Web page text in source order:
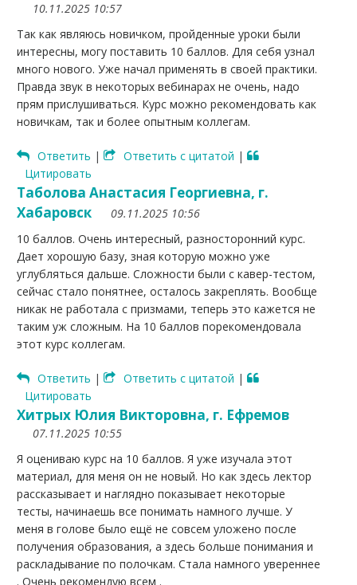
10.11.2025 10:57
Так как являюсь новичком, пройденные уроки были
интересны, могу поставить 10 баллов. Для себя узнал
много нового. Уже начал применять в своей практики.
Правда звук в некоторых вебинарах не очень, надо
прям прислушиваться. Курс можно рекомендовать как
новичкам, так и более опытным коллегам.
Ответить | Ответить с цитатой |
Цитировать
Таболова Анастасия Георгиевна, г.
Хабаровск
09.11.2025 10:56
10 баллов. Очень интересный, разносторонний курс.
Дает хорошую базу, зная которую можно уже
углубляться дальше. Сложности были с кавер-тестом,
сейчас стало понятнее, осталось закреплять. Вообще
никак не работала с призмами, теперь это кажется не
таким уж сложным. На 10 баллов порекомендовала
этот курс коллегам.
Ответить | Ответить с цитатой |
Цитировать
Хитрых Юлия Викторовна, г. Ефремов
07.11.2025 10:55
Я оцениваю курс на 10 баллов. Я уже изучала этот
материал, для меня он не новый. Но как здесь лектор
рассказывает и наглядно показывает некоторые
тесты, начинаешь все понимать намного лучше. У
меня в голове было ещё не совсем уложено после
получения образования, а здесь больше понимания и
раскладывание по полочкам. Стала намного увереннее
. Очень рекомендую всем .